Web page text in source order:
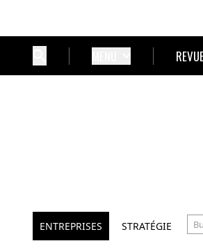
ENTREPRISES STRATÉGIE